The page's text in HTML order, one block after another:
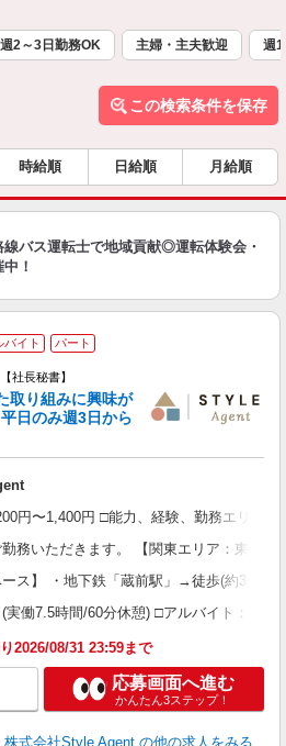
週2～3日勤務OK 主婦・主夫歓迎 週
この検索条件を保存
時給順 日給順 月給順
線バス運転士で地域貢献◎運転体験会・
！
バイト パート
社長秘書】
取り組みに興味が
日のみ週3日から
円〜1,400円 □能力、経験、勤務エリア
務いただきます。 【関東エリア：東京
ース】 ・地下鉄「蔵前駅」→徒歩(約3分)
働7.5時間/60分休憩) □アルバイト：週3
2026/08/31 23:59まで
応募画面へ進む
かんたん3ステップ！
株式会社Style Agent の他の求人をみる